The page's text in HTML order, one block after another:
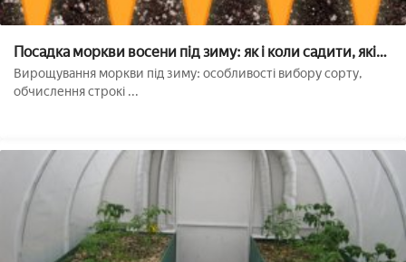
Посадка моркви восени під зиму: як і коли садити, які
сорти краще вибрати
Вирощування моркви під зиму: особливості вибору сорту,
обчислення строкі ...